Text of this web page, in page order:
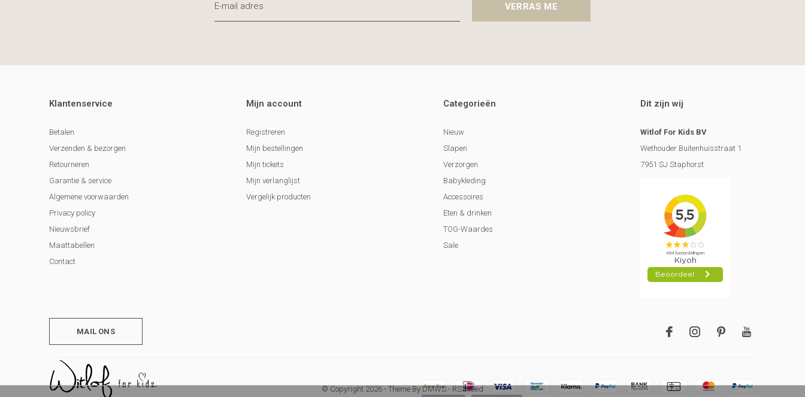
VERRAS ME
Klantenservice
Betalen
Verzenden & bezorgen
Retourneren
Garantie & service
Algemene voorwaarden
Privacy policy
Nieuwsbrief
Maattabellen
Contact
Mijn account
Registreren
Mijn bestellingen
Mijn tickets
Mijn verlanglijst
Vergelijk producten
Categorieën
Nieuw
Slapen
Verzorgen
Babykleding
Accessoires
Eten & drinken
TOG-Waardes
Sale
Dit zijn wij
Witlof For Kids BV
Wethouder Buitenhuisstraat 1
7951 SJ Staphorst
MAIL ONS
© Copyright2026- Theme ByDMWS-RSS-feed